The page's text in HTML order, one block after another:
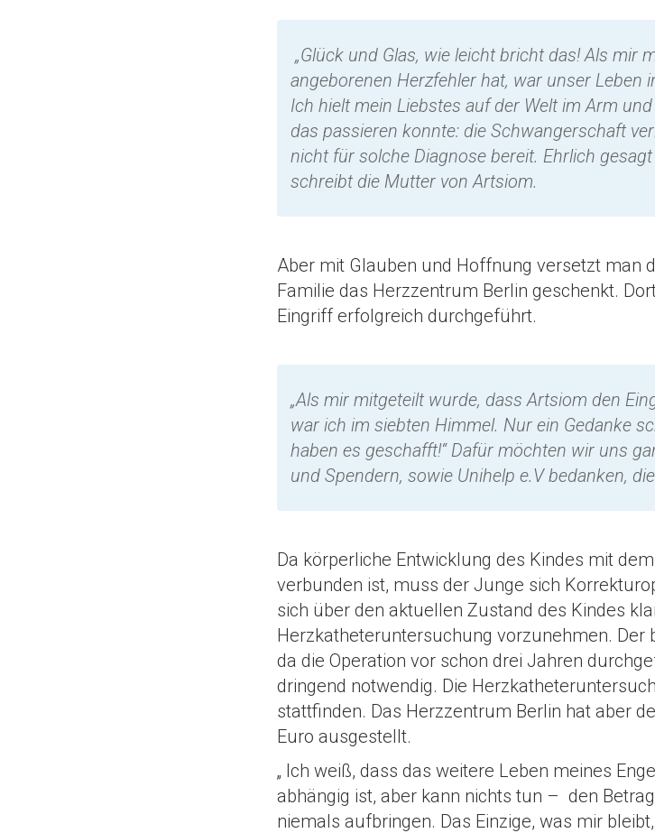
„Glück und Glas, wie leicht bricht das! Als mir
angeborenen Herzfehler hat, war unser Leben in
Ich hielt mein Liebstes auf der Welt im Arm
das passieren konnte: die Schwangerschaft
nicht für solche Diagnose bereit. Ehrlich
schreibt die Mutter von Artsiom.
Aber mit Glauben und Hoffnung versetzt man
Familie das Herzzentrum Berlin geschenkt.
Eingriff erfolgreich durchgeführt.
„Als mir mitgeteilt wurde, dass Artsiom den
war ich im siebten Himmel. Nur ein Gedanke
haben es geschafft!“ Dafür möchten wir uns
und Spendern, sowie Unihelp e.V bedanken,
Da körperliche Entwicklung des Kindes mit
verbunden ist, muss der Junge sich
sich über den aktuellen Zustand des Kindes
Herzkatheteruntersuchung vorzunehmen. Der
da die Operation vor schon drei Jahren
dringend notwendig. Die
stattfinden. Das Herzzentrum Berlin hat aber
Euro ausgestellt.
„ Ich weiß, dass das weitere Leben meines
abhängig ist, aber kann nichts tun – den
niemals aufbringen. Das Einzige, was mir